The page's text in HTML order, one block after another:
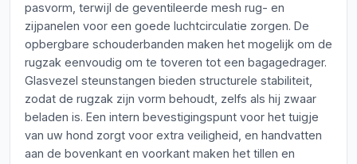
pasvorm, terwijl de geventileerde mesh rug- en
zijpanelen voor een goede luchtcirculatie zorgen. De
opbergbare schouderbanden maken het mogelijk om de
rugzak eenvoudig om te toveren tot een bagagedrager.
Glasvezel steunstangen bieden structurele stabiliteit,
zodat de rugzak zijn vorm behoudt, zelfs als hij zwaar
beladen is. Een intern bevestigingspunt voor het tuigje
van uw hond zorgt voor extra veiligheid, en handvatten
aan de bovenkant en voorkant maken het tillen en